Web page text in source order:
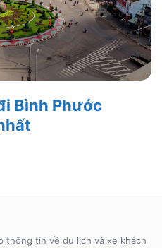
Bình Phước
thông tin về du lịch và xe khách